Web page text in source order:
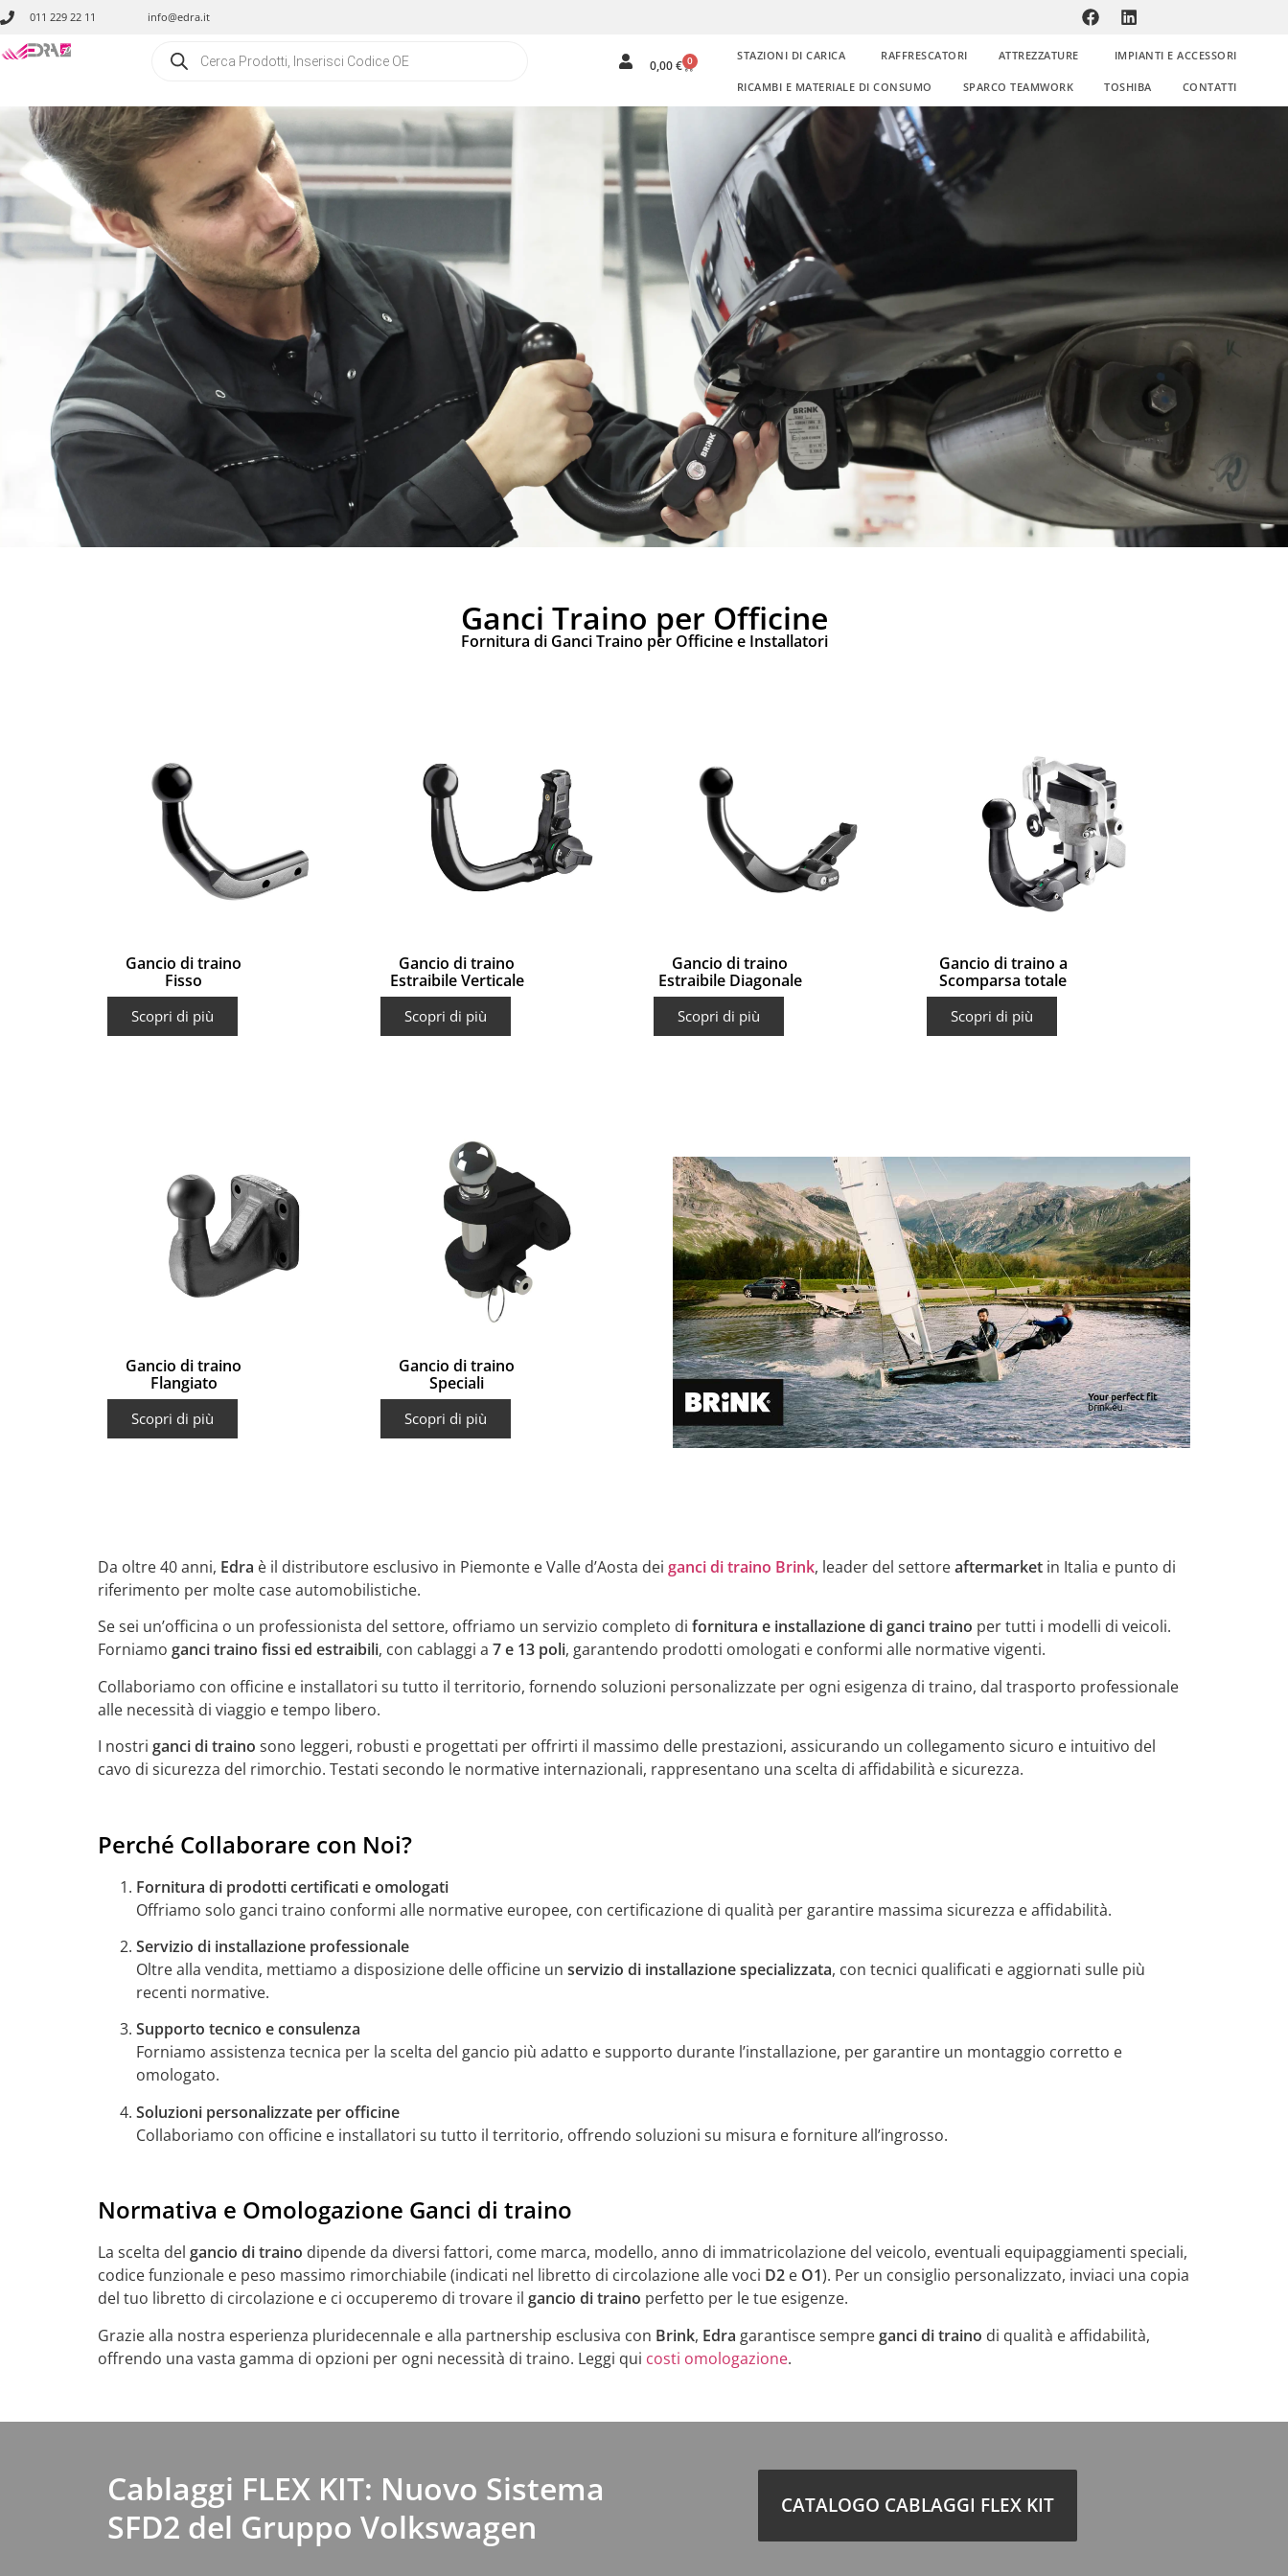
011 229 22 11 info@edra.it
0,00€ 0 STAZIONI DI CARICA RAFFRESCATORI ATTREZZATURE IMPIANTI E ACCESSORI
RICAMBI E MATERIALE DI CONSUMO SPARCO TEAMWORK TOSHIBA CONTATTI
Ganci Traino per Officine
Fornitura di Ganci Traino per Officine e Installatori
Gancio di traino
Fisso
Scopri di più
Gancio di traino
Estraibile Verticale
Scopri di più
Gancio di traino
Estraibile Diagonale
Scopri di più
Gancio di traino a
Scomparsa totale
Scopri di più
Gancio di traino
Flangiato
Scopri di più
Gancio di traino
Speciali
Scopri di più
Da oltre 40 anni, Edra è il distributore esclusivo in Piemonte e Valle d’Aosta dei ganci di traino Brink, leader del settoreaftermarket in Italia e punto di
riferimento per molte case automobilistiche.
Se sei un’officina o un professionista del settore, offriamo un servizio completo di fornitura e installazione di ganci traino per tutti i modelli di veicoli.
Forniamo ganci traino fissi ed estraibili, con cablaggi a 7 e 13 poli, garantendo prodotti omologati e conformi alle normative vigenti.
Collaboriamo con officine e installatori su tutto il territorio, fornendo soluzioni personalizzate per ogni esigenza di traino, dal trasporto professionale
alle necessità di viaggio e tempo libero.
I nostri ganci di traino sono leggeri, robusti e progettati per offrirti il massimo delle prestazioni, assicurando un collegamento sicuro e intuitivo del
cavo di sicurezza del rimorchio. Testati secondo le normative internazionali, rappresentano una scelta di affidabilità e sicurezza.
Perché Collaborare con Noi?
Fornitura di prodotti certificati e omologati
Offriamo solo ganci traino conformi alle normative europee, con certificazione di qualità per garantire massima sicurezza e affidabilità.
Servizio di installazione professionale
Oltre alla vendita, mettiamo a disposizione delle officine un servizio di installazione specializzata, con tecnici qualificati e aggiornati sulle più
recenti normative.
Supporto tecnico e consulenza
Forniamo assistenza tecnica per la scelta del gancio più adatto e supporto durante l’installazione, per garantire un montaggio corretto e
omologato.
Soluzioni personalizzate per officine
Collaboriamo con officine e installatori su tutto il territorio, offrendo soluzioni su misura e forniture all’ingrosso.
Normativa e Omologazione Ganci di traino
La scelta del gancio di traino dipende da diversi fattori, come marca, modello, anno di immatricolazione del veicolo, eventuali equipaggiamenti speciali,
codice funzionale e peso massimo rimorchiabile (indicati nel libretto di circolazione alle voci D2 e O1). Per un consiglio personalizzato, inviaci una copia
del tuo libretto di circolazione e ci occuperemo di trovare il gancio di traino perfetto per le tue esigenze.
Grazie alla nostra esperienza pluridecennale e alla partnership esclusiva con Brink, Edra garantisce sempreganci di traino di qualità e affidabilità,
offrendo una vasta gamma di opzioni per ogni necessità di traino. Leggi qui costi omologazione.
Cablaggi FLEX KIT: Nuovo Sistema
SFD2 del Gruppo Volkswagen
CATALOGO CABLAGGI FLEX KIT